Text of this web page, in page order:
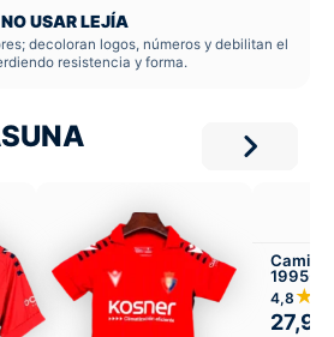
NO USAR LEJÍA
decoloran logos, números y debilitan el
resistencia y forma.
1995-
4,8
27,99